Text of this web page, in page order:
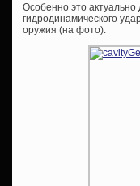
Особенно это
гидродинамического
оружия (на фото).